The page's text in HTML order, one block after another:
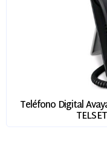
Teléfono Digital